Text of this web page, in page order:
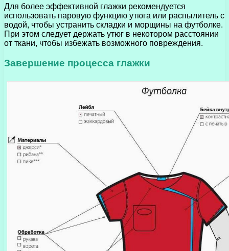
Для более эффективной глажки рекомендуется
использовать паровую функцию утюга или распылитель с
водой, чтобы устранить складки и морщины на футболке.
При этом следует держать утюг в некотором расстоянии
от ткани, чтобы избежать возможного повреждения.
Завершение процесса глажки